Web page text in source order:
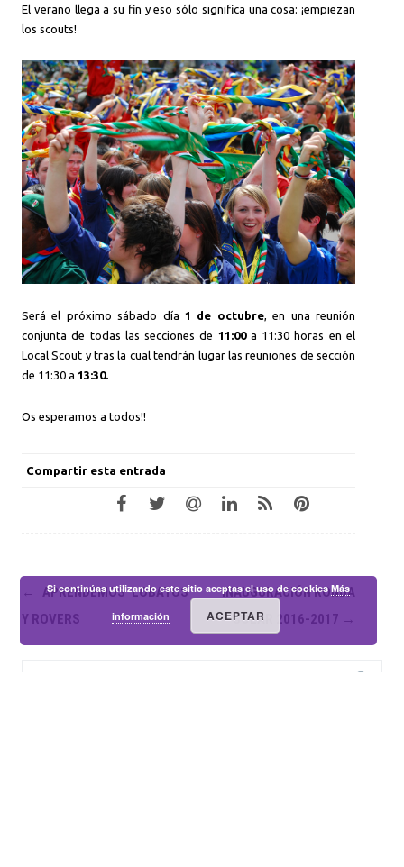
El verano llega a su fin y eso sólo significa una cosa: ¡empiezan
los scouts!
Será el próximo sábado día 1 de octubre, en una reunión
conjunta de todas las secciones de 11:00a 11:30 horas en el
Local Scout y tras la cual tendrán lugar las reuniones de sección
de 11:30 a 13:30.
Os esperamos a todos!!
Compartir esta entrada
Navegación
de
entradas
←
APRENDEMOS LOBATOS
Y ROVERS
INAUGURACIÓN RONDA
SOLAR 2016-2017 →
Si continúas utilizando este sitio aceptas el uso de cookiesMás
información ACEPTAR